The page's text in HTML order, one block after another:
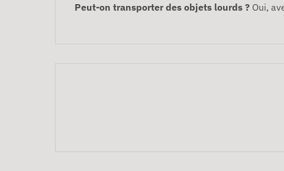
Peut-on transporter des objets lourds ? Oui,